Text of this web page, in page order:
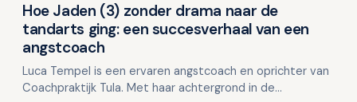
Kinderen en mondgezondheid
Hoe Jaden (3) zonder drama naar de
tandarts ging: een succesverhaal van een
angstcoach
Luca Tempel is een ervaren angstcoach en oprichter van
Coachpraktijk Tula. Met haar achtergrond in de